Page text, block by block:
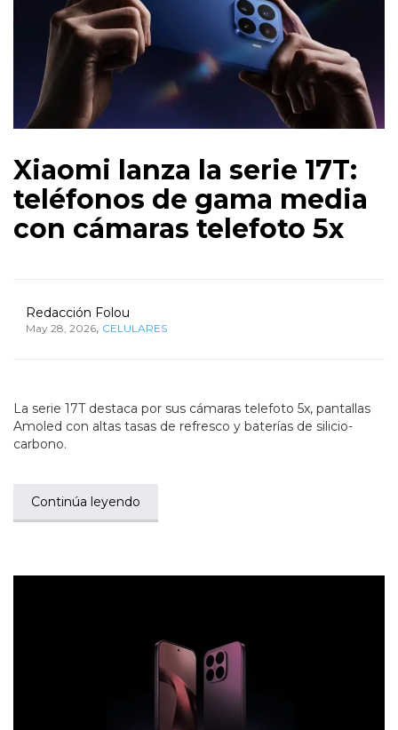
Xiaomi lanza la serie 17T:
teléfonos de gama media
con cámaras telefoto 5x
Redacción Folou
May 28, 2026, CELULARES
La serie 17T destaca por sus cámaras telefoto 5x, pantallas
Amoled con altas tasas de refresco y baterías de silicio-
carbono.
Continúa leyendo